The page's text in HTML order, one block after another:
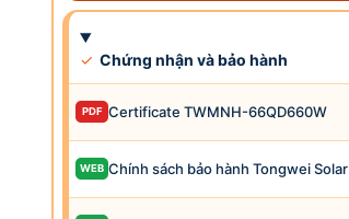
✓ Chứng nhận và bảo hành
PDF Certificate TWMNH-66QD660W
WEB Chính sách bảo hành Tongwei Solar